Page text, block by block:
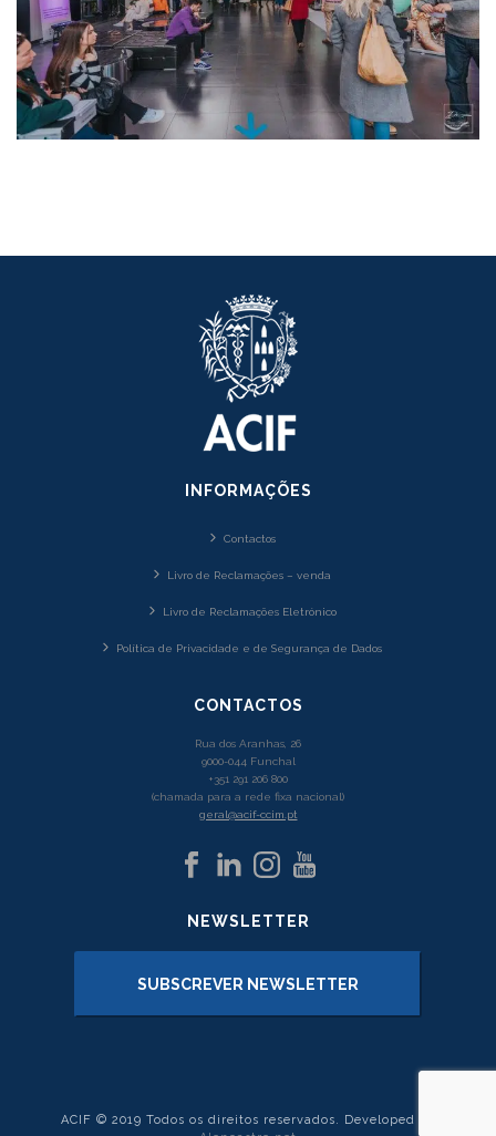
INFORMAÇÕES
Contactos
Livro de Reclamações – venda
Livro de Reclamações Eletrónico
Política de Privacidade e de Segurança de Dados
CONTACTOS
Rua dos Aranhas, 26
9000-044 Funchal
+351 291 206 800
(chamada para a rede fixa nacional)
geral@acif-ccim.pt
NEWSLETTER
SUBSCREVER NEWSLETTER
ACIF © 2019 Todos os direitos reservados. Developed by